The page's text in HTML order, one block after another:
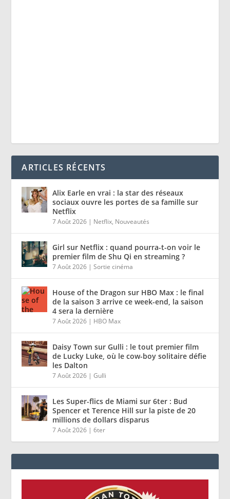
ARTICLES RÉCENTS
Alix Earle en vrai : la star des réseaux
sociaux ouvre les portes de sa famille sur
Netflix
7 Août 2026 | Netflix, Nouveautés
Girl sur Netflix : quand pourra-t-on voir le
premier film de Shu Qi en streaming ?
7 Août 2026 |Sortie cinéma
House of the Dragon sur HBO Max : le final
de la saison 3 arrive ce week-end, la saison
4 sera la dernière
7 Août 2026 | HBO Max
Daisy Town sur Gulli : le tout premier film
de Lucky Luke, où le cow-boy solitaire défie
les Dalton
7 Août 2026 |Gulli
Les Super-flics de Miami sur 6ter : Bud
Spencer et Terence Hill sur la piste de 20
millions de dollars disparus
7 Août 2026 |6ter